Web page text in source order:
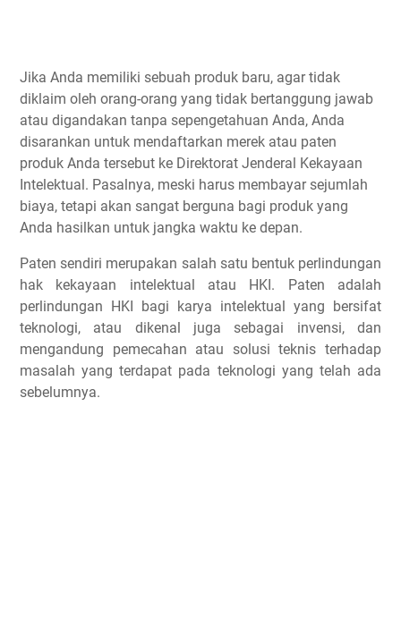
Jika Anda memiliki sebuah produk baru, agar tidak
diklaim oleh orang-orang yang tidak bertanggung jawab
atau digandakan tanpa sepengetahuan Anda, Anda
disarankan untuk mendaftarkan merek atau paten
produk Anda tersebut ke Direktorat Jenderal Kekayaan
Intelektual. Pasalnya, meski harus membayar sejumlah
biaya, tetapi akan sangat berguna bagi produk yang
Anda hasilkan untuk jangka waktu ke depan.
Paten sendiri merupakan salah satu bentuk perlindungan
hak kekayaan intelektual atau HKI. Paten adalah
perlindungan HKI bagi karya intelektual yang bersifat
teknologi, atau dikenal juga sebagai invensi, dan
mengandung pemecahan atau solusi teknis terhadap
masalah yang terdapat pada teknologi yang telah ada
sebelumnya.